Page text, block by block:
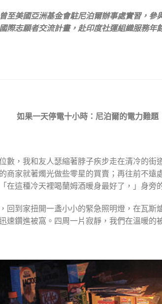
至美國亞洲基金會駐尼泊爾辦事處實習，參
際志願者交流計畫，赴印度社運組織服務年
如果一天停電十小時：尼泊爾的電力難題
數，我和友人瑟縮著脖子疾步走在清冷的街
商家就著燭光做些零星的買賣；再往前不遠
在這種冷天裡喝蘭姆酒暖身最好了，」身旁
回到家扭開一盞小小的緊急照明燈，在瓦斯
速鑽進被窩。四周一片寂靜，我們在溫暖的